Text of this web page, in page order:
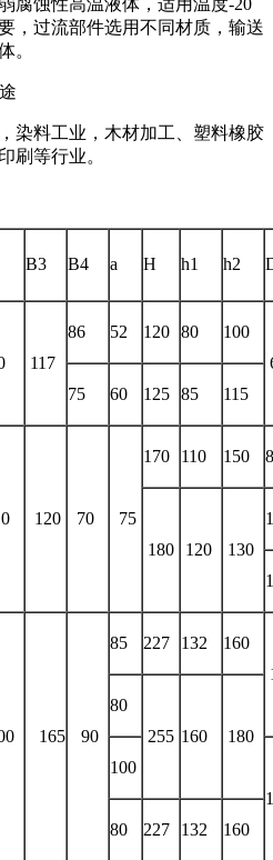
腐蚀性高温液体，适用温度-20
，过流部件选用不同材质，输送
。
染料工业，木材加工、塑料橡胶
刷等行业。
B3 B4 a H h1 h2
117
86 52 120 80
100
75 60 125 85 115
120 70 75
170 110 150
180 120 130
165 90
85 227 132
160
80
255 160 180
100
80 227 132 160